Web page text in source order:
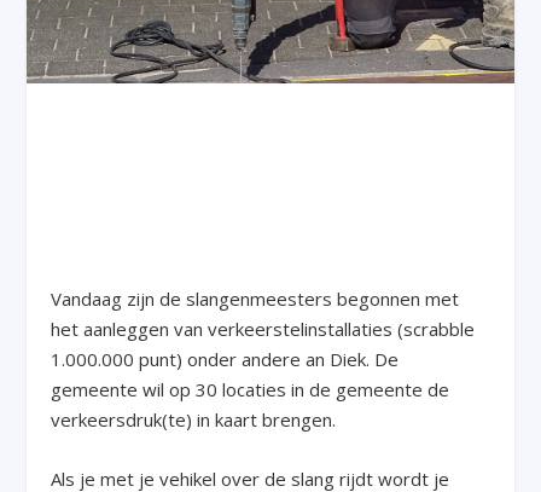
Vandaag zijn de slangenmeesters begonnen met
het aanleggen van verkeerstelinstallaties (scrabble
1.000.000 punt) onder andere an Diek. De
gemeente wil op 30 locaties in de gemeente de
verkeersdruk(te) in kaart brengen.
Als je met je vehikel over de slang rijdt wordt je